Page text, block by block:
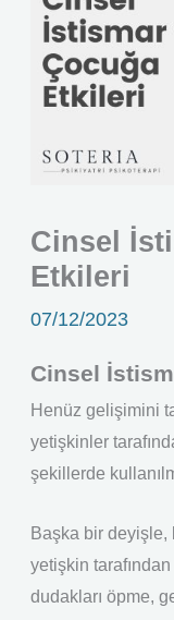
Cinsel
Etkileri
07/12/2023
Cinsel
Henüz gelişimini
yetişkinler
şekillerde
Başka bir deyişle,
yetişkin
dudakları öpme,